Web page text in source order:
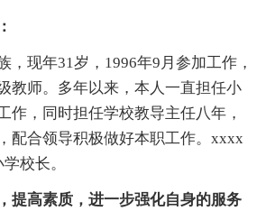
现年31岁，1996年9月参加工作，
教师。多年以来，本人一直担任小
作，同时担任学校教导主任八年，
配合领导积极做好本职工作。xxxx
校长。
高素质，进一步强化自身的服务